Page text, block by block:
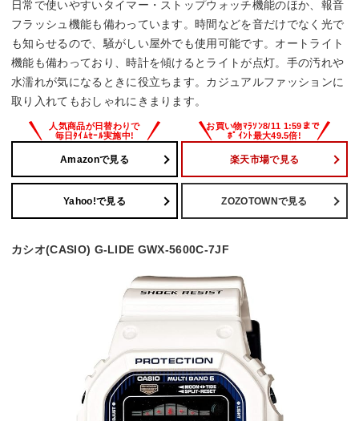
日常で使いやすいタイマー・ストップウォッチ機能のほか、報音
フラッシュ機能も備わっています。時間などを音だけでなく光で
も知らせるので、騒がしい屋外でも使用可能です。オートライト
機能も備わっており、時計を傾けるとライトが点灯。手の汚れや
水濡れが気になるときに役立ちます。カジュアルファッションに
取り入れてもおしゃれにきまります。
Amazonで見る 楽天市場で見る
Yahoo!で見る ZOZOTOWNで見る
カシオ(CASIO) G-LIDE GWX-5600C-7JF